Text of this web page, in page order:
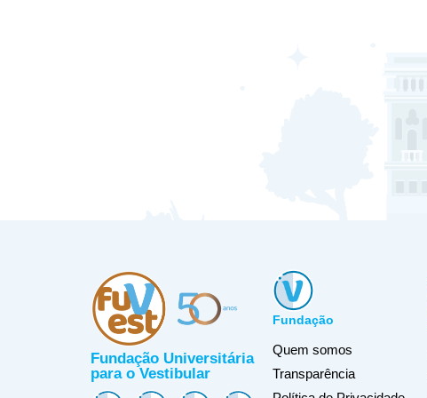
Fundação Universitária
para o Vestibular
Fundação
Quem somos
Transparência